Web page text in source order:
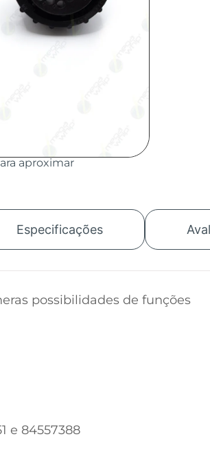
aproximar
Especificações
possibilidades de funções
e 84557388